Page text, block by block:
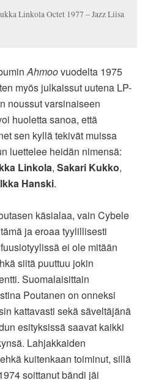
Linkola Octet 1977 – Jazz Liisa
Ahmoovuodelta 1975
myös julkaissut uutena LP-
noussut varsinaiseen
huoletta sanoa, että
sen kyllä tekivät muissa
luettelee heidän nimensä:
Linkola,Sakari Kukko,
Hanski.
käsialaa, vain Cybele
ja eroaa tyylillisesti
ei ole mitään
siitä puuttuu jokin
Suomalaisittain
Poutanen on onneksi
kattavasti sekä säveltäjänä
esityksissä saavat kaikki
Lahjakkaiden
kuitenkaan toiminut, sillä
soittanut bändi jäi